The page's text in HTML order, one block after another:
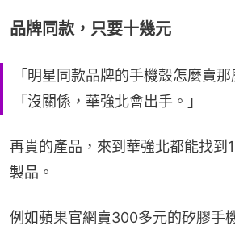
品牌同款，只要十幾元
「明星同款品牌的手機殼怎麼賣那
「沒關係，華強北會出手。」
再貴的產品，來到華強北都能找到
製品。
例如蘋果官網賣300多元的矽膠手